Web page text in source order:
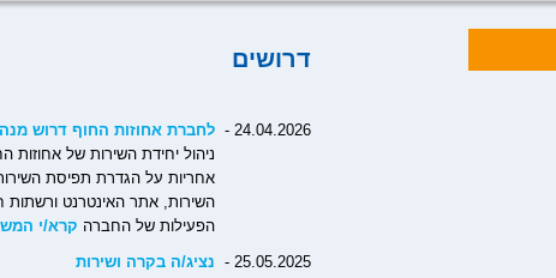
דרושים
24.04.2026 -
לחברת אחוזות החוף דרוש
ניהול יחידת השירות של אחוזות
אחריות על הגדרת תפיסת
השירות, אתר האינטרנט ורשתות
הפעילות של החברה קרא/י
25.05.2025 -
נציג/ה בקרה ושירות